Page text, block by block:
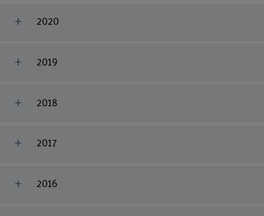
2020
2019
2018
2017
2016